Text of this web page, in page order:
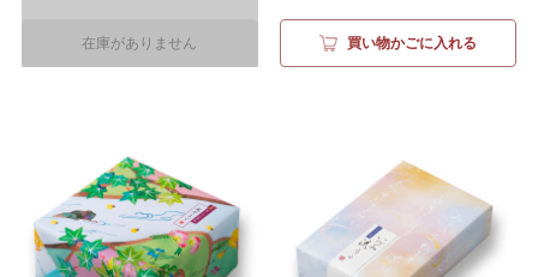
在庫がありません 買い物かごに入れる